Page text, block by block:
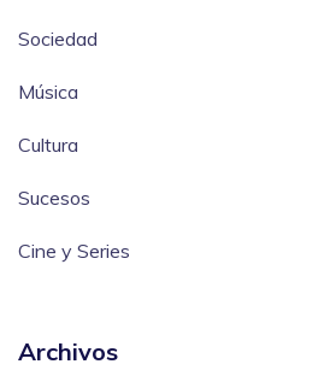
Sociedad
Música
Cultura
Sucesos
Cine y Series
Archivos